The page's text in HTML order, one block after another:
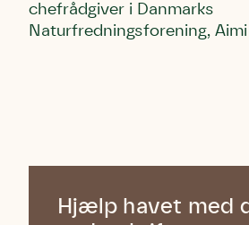
chefrådgiver i Danmarks
Naturfredningsforening, Aimi
Hjælp havet med